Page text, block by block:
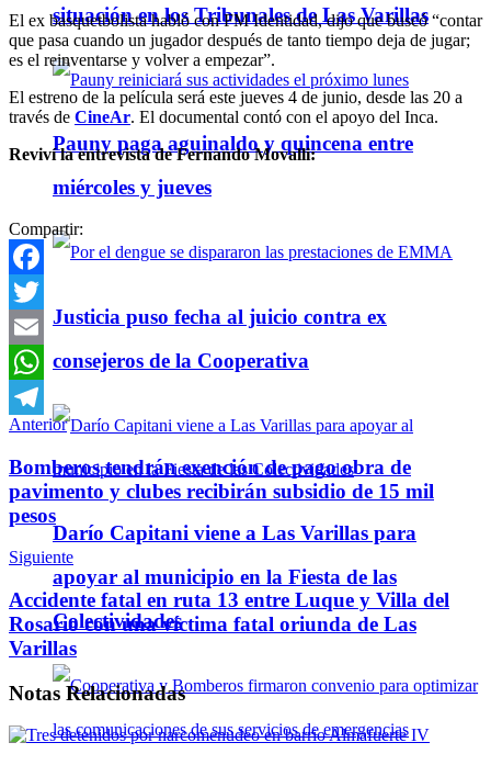
situación en los Tribunales de Las Varillas
Pauny paga aguinaldo y quincena entre
miércoles y jueves
Justicia puso fecha al juicio contra ex
consejeros de la Cooperativa
Darío Capitani viene a Las Varillas para
apoyar al municipio en la Fiesta de las
Colectividades
El ex basquetbolista habló con FM Identidad, dijo que buscó “contar
que pasa cuando un jugador después de tanto tiempo deja de jugar;
es el reinventarse y volver a empezar”.
El estreno de la película será este jueves 4 de junio, desde las 20 a
través de CineAr. El documental contó con el apoyo del Inca.
Reviví la entrevista de Fernando Movalli:
Compartir:
Facebook
Twitter
Email
WhatsApp
Telegram
Anterior
Bomberos tendrán exención de pago obra de
pavimento y clubes recibirán subsidio de 15 mil
pesos
Siguiente
Accidente fatal en ruta 13 entre Luque y Villa del
Rosario con una víctima fatal oriunda de Las
Varillas
Notas Relacionadas